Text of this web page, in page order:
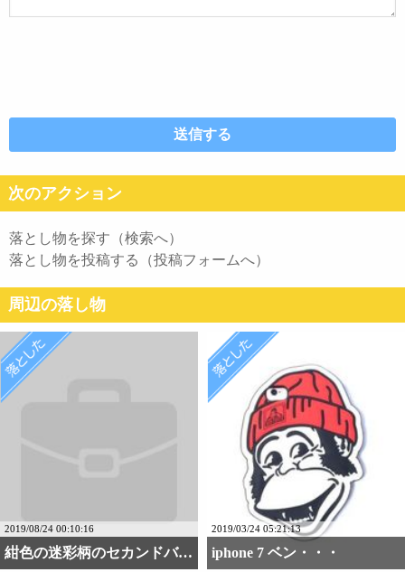
次のアクション
落とし物を探す（検索へ）
落とし物を投稿する（投稿フォームへ）
周辺の落し物
2019/08/24 00:10:16
紺色の迷彩柄のセカンドバ・・・
2019/03/24 05:21:13
iphone 7 ベン・・・